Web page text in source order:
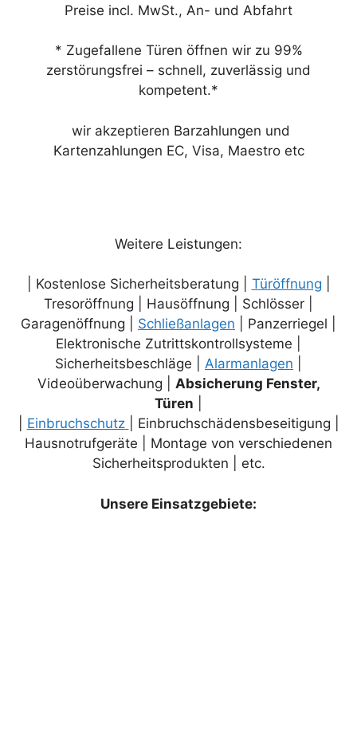
Preise incl. MwSt., An- und Abfahrt
* Zugefallene Türen öffnen wir zu 99%
zerstörungsfrei – schnell, zuverlässig und
kompetent.*
wir akzeptieren Barzahlungen und
Kartenzahlungen EC, Visa, Maestro etc
Weitere Leistungen:
| Kostenlose Sicherheitsberatung | Türöffnung
Tresoröffnung | Hausöffnung | Schlösser |
Garagenöffnung | Schließanlagen | Panzerriegel |
Elektronische Zutrittskontrollsysteme |
Sicherheitsbeschläge | Alarmanlagen
Videoüberwachung | Absicherung Fenster,
Türen
Einbruchschutz
| Einbruchschädensbeseitigung |
Hausnotrufgeräte | Montage von verschiedenen
Sicherheitsprodukten | etc.
Unsere Einsatzgebiete: